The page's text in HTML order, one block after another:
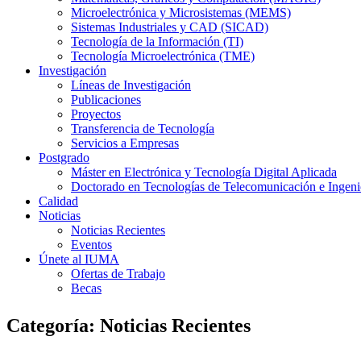
Microelectrónica y Microsistemas (MEMS)
Sistemas Industriales y CAD (SICAD)
Tecnología de la Información (TI)
Tecnología Microelectrónica (TME)
Investigación
Líneas de Investigación
Publicaciones
Proyectos
Transferencia de Tecnología
Servicios a Empresas
Postgrado
Máster en Electrónica y Tecnología Digital Aplicada
Doctorado en Tecnologías de Telecomunicación e
Calidad
Noticias
Noticias Recientes
Eventos
Únete al IUMA
Ofertas de Trabajo
Becas
Categoría: Noticias Recientes